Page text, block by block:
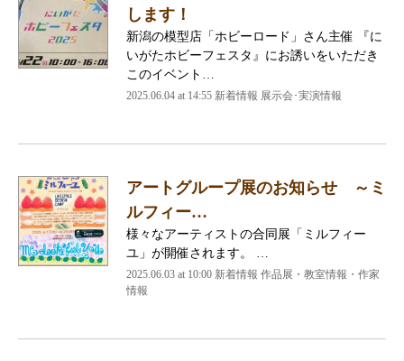
します！
新潟の模型店「ホビーロード」さん主催 『に
いがたホビーフェスタ』にお誘いをいただき
このイベント…
2025.06.04 at 14:55 新着情報 展示会･実演情報
アートグループ展のお知らせ ～ミ
ルフィー…
様々なアーティストの合同展「ミルフィー
ユ」が開催されます。 …
2025.06.03 at 10:00 新着情報 作品展・教室情報・作家
情報